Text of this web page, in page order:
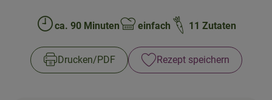
💜 Schnupperangebot
💚 bioLiese für alle!
Zubreitungszeit:
ca. 90 Minuten
Schwierigkeit:
einfach 11 Zutaten
Drucken​/​PDF Rezept speichern